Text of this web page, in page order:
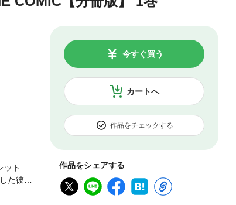
カートへ
今すぐ買う
作品をチェックする
作品をシェアする
ット
た彼女
ら始